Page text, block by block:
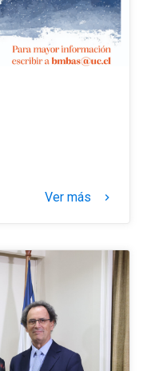
Ver más keyboard_arrow_right